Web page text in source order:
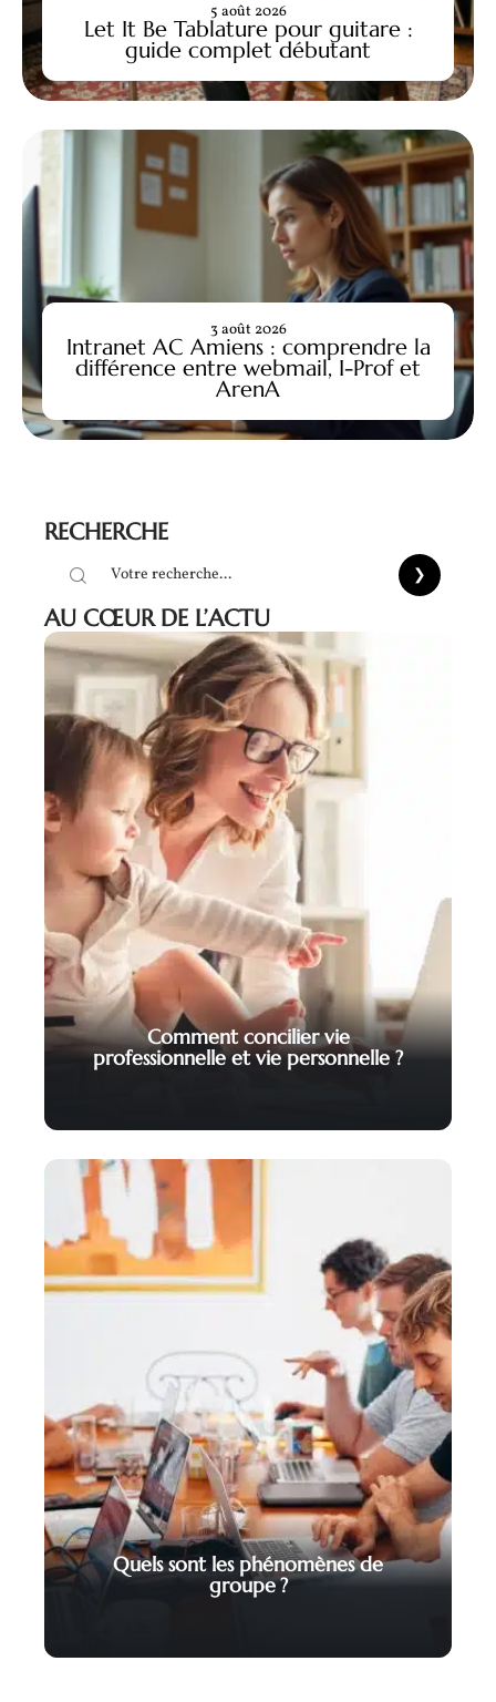
Let It Be Tablature pour guitare :
guide complet débutant
5 août 2026
Intranet AC Amiens : comprendre la
différence entre webmail, I-Prof et
ArenA
3 août 2026
RECHERCHE
AU CŒUR DE L’ACTU
Comment concilier vie
professionnelle et vie personnelle ?
Quels sont les phénomènes de
groupe ?